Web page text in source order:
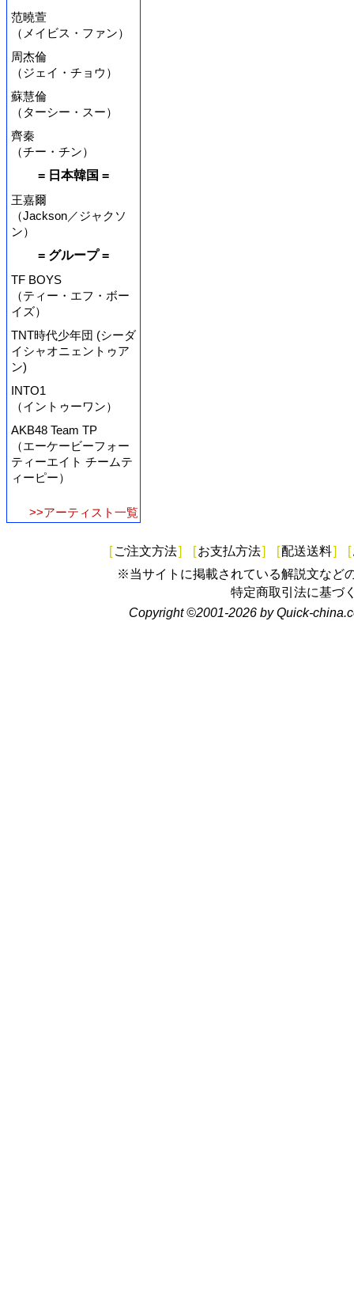
范曉萱
（メイビス・ファン）
周杰倫
（ジェイ・チョウ）
蘇慧倫
（ターシー・スー）
齊秦
（チー・チン）
= 日本韓国 =
王嘉爾
（Jackson／ジャクソ
ン）
= グループ =
TF BOYS
（ティー・エフ・ボー
イズ）
TNT時代少年団 (シーダ
イシャオニェントゥア
ン)
INTO1
（イントゥーワン）
AKB48 Team TP
（エーケービーフォー
ティーエイト チームテ
ィーピー）
>>アーティスト一覧
[ ご注文方法] [お支払方法] [配送送料] [
※当サイトに掲載されている解説文など
特定商取引法に基づ
Copyright ©2001-2026 by Quick-